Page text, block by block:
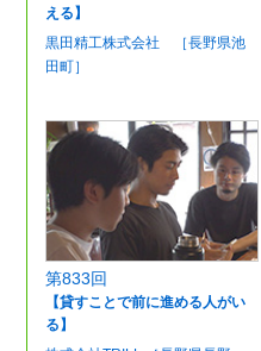
える】
黒田精工株式会社 ［長野県池
田町］
第833回
【貸すことで前に進める人がい
る】